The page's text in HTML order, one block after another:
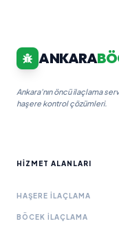
ANKARA
Ankara'nın öncü ilaçlama
haşere kontrol çözümleri.
HIZMET ALANLARI
HAŞERE İLAÇLAMA
BÖCEK İLAÇLAMA